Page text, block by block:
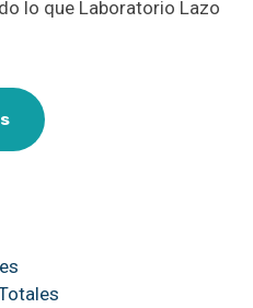
lo que Laboratorio Lazo